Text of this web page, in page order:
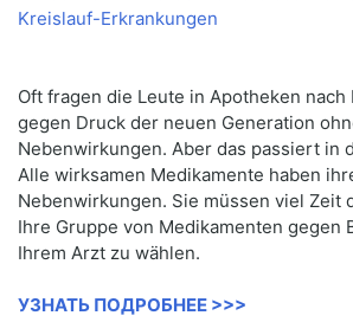
Oft fragen die Leute in Apotheken nach
gegen Druck der neuen Generation
Nebenwirkungen. Aber das passiert in
Alle wirksamen Medikamente haben
Nebenwirkungen. Sie müssen viel Zeit
Ihre Gruppe von Medikamenten gegen
Ihrem Arzt zu wählen.
УЗНАТЬ ПОДРОБНЕЕ >>>